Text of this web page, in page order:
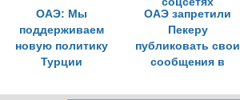
ОАЭ: Мы
поддерживаем
новую политику
Турции
ОАЭ запретили
Пекеру
публиковать свои
сообщения в